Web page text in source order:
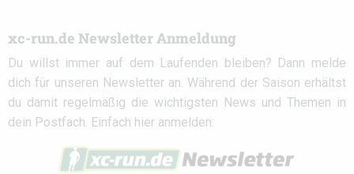
xc-run.de Newsletter Anmeldung
Du willst immer auf dem Laufenden bleiben? Dann melde
dich für unseren Newsletter an. Während der Saison erhältst
du damit regelmäßig die wichtigsten News und Themen in
dein Postfach. Einfach hier anmelden: